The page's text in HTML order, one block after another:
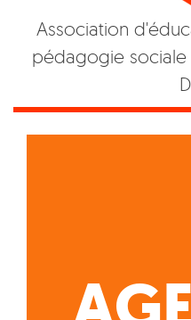
Association
pédagogie sociale